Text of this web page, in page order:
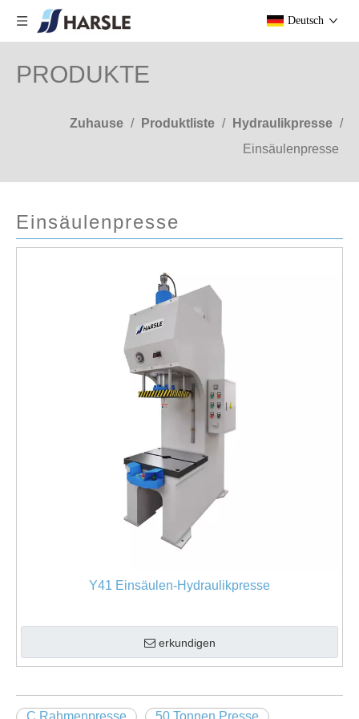
Deutsch
PRODUKTE
Zuhause / Produktliste / Hydraulikpresse /
Einsäulenpresse
Einsäulenpresse
Y41 Einsäulen-Hydraulikpresse
erkundigen
C Rahmenpresse 50 Tonnen Presse